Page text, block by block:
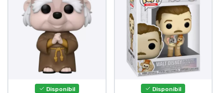
Disponibil Disponibil